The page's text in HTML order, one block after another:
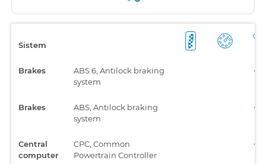
Sistem
Brakes
ABS 6, Antilock braking
system
Brakes
ABS, Antilock braking
system
Central
computer
CPC, Common
Powertrain Controller